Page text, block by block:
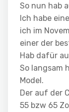
So nun hab
Ich habe
ich im
einer der
Hab dafür
So langsam
Model.
Der auf der
55 bzw 65